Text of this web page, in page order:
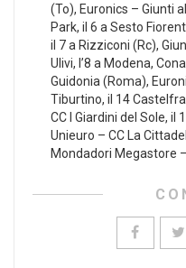
(To), Euronics – Giunti
Park, il 6 a Sesto
il 7 a Rizziconi (Rc),
Ulivi, l’8 a Modena,
Guidonia (Roma),
Tiburtino, il 14
CC I Giardini del Sole,
Unieuro – CC La
Mondadori Megastore